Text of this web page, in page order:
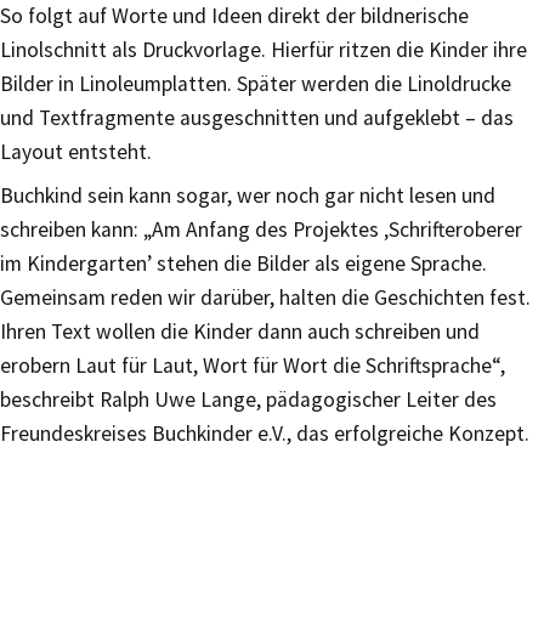
So folgt auf Worte und Ideen direkt der bildnerische
Linolschnitt als Druckvorlage. Hierfür ritzen die Kinder ihre
Bilder in Linoleumplatten. Später werden die Linoldrucke
und Textfragmente ausgeschnitten und aufgeklebt – das
Layout entsteht.
Buchkind sein kann sogar, wer noch gar nicht lesen und
schreiben kann: „Am Anfang des Projektes ‚Schrifteroberer
im Kindergarten’ stehen die Bilder als eigene Sprache.
Gemeinsam reden wir darüber, halten die Geschichten fest.
Ihren Text wollen die Kinder dann auch schreiben und
erobern Laut für Laut, Wort für Wort die Schriftsprache“,
beschreibt Ralph Uwe Lange, pädagogischer Leiter des
Freundeskreises Buchkinder e.V., das erfolgreiche Konzept.